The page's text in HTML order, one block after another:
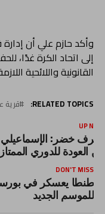
وأكد حازم علي أن
إلى اتحاد الكرة غدًا،
القانونية واللائحية
RELATED TOPICS: قرية
UP
خضر:
العودة للدوري الممتاز
DON'T MISS
للموسم الجديد